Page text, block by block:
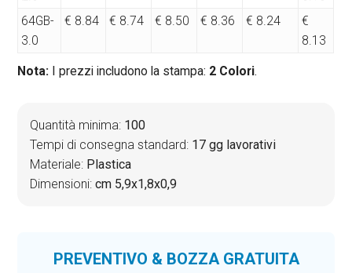
64GB-
3.0
€ 8.84 € 8.74 € 8.50 € 8.36 € 8.24
€
8.13
Nota: I prezzi includono la stampa: 2 Colori.
Quantità minima: 100
Tempi di consegna standard: 17 gg lavorativi
Materiale: Plastica
Dimensioni:cm 5,9x1,8x0,9
PREVENTIVO & BOZZA GRATUITA